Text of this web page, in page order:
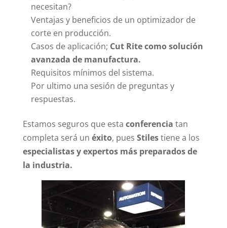
necesitan?
Ventajas y beneficios de un optimizador de
corte en producción.
Casos de aplicación; Cut Rite como solución
avanzada de manufactura.
Requisitos mínimos del sistema.
Por ultimo una sesión de preguntas y
respuestas.
Estamos seguros que esta conferencia tan
completa será un éxito, pues Stilestiene a los
especialistas y expertos más preparados de
la industria.